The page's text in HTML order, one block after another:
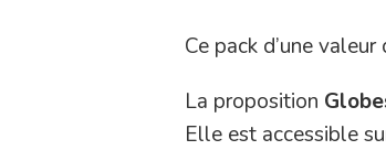
Ce pack d’une
La proposition
Elle est accessible